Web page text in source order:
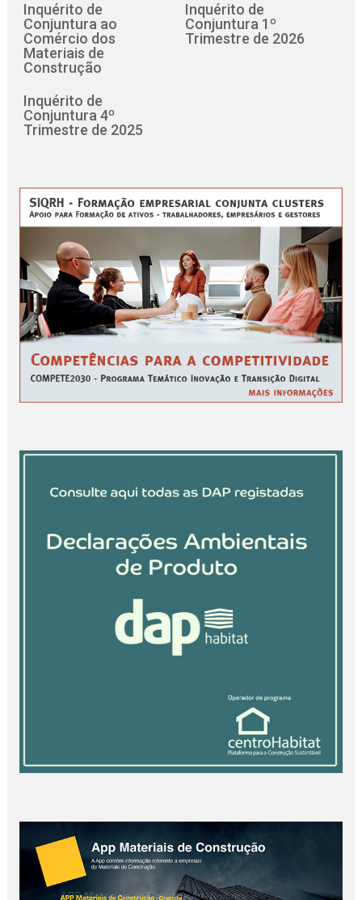
Inquérito de
Conjuntura ao
Comércio dos
Materiais de
Construção
Inquérito de
Conjuntura 1º
Trimestre de 2026
Inquérito de
Conjuntura 4º
Trimestre de 2025